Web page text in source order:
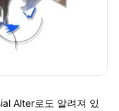
Alter로도 알려져 있